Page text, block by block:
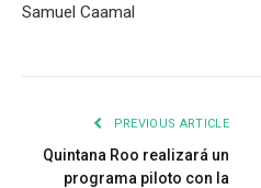
Samuel Caamal
PREVIOUS ARTICLE
Quintana Roo realizará un
programa piloto con la